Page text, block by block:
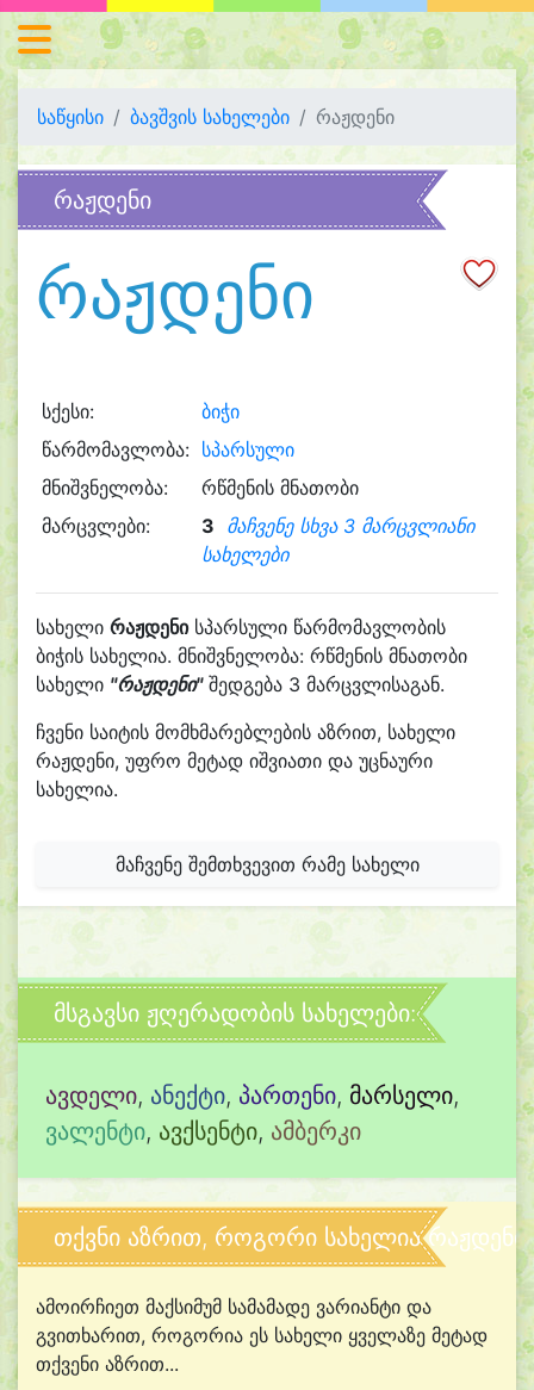
საწყისი ბავშვის სახელები რაჟდენი
რაჟდენი
რაჟდენი
სქესი:
ბიჭი
წარმომავლობა: სპარსული
მნიშვნელობა:
რწმენის მნათობი
მარცვლები:
3 მაჩვენე სხვა 3 მარცვლიანი
სახელები
სახელი რაჟდენისპარსული წარმომავლობის
ბიჭის სახელია. მნიშვნელობა: რწმენის მნათობი
სახელი "რაჟდენი"შედგება 3 მარცვლისაგან.
ჩვენი საიტის მომხმარებლების აზრით, სახელი
რაჟდენი, უფრო მეტად იშვიათი და უცნაური
სახელია.
მაჩვენე შემთხვევით რამე სახელი
მსგავსი ჟღერადობის სახელები:
ავდელი, ანექტი, პართენი, მარსელი,
ვალენტი, ავქსენტი, ამბერკი
თქვნი აზრით, როგორი სახელია
ამოირჩიეთ მაქსიმუმ სამამადე ვარიანტი და
გვითხარით, როგორია ეს სახელი ყველაზე მეტად
თქვენი აზრით...